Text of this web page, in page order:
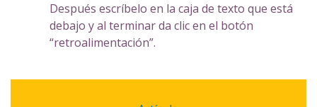
Después escríbelo en la caja de texto que está
debajo y al terminar da clic en el botón
“retroalimentación”.